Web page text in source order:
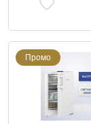
Промо